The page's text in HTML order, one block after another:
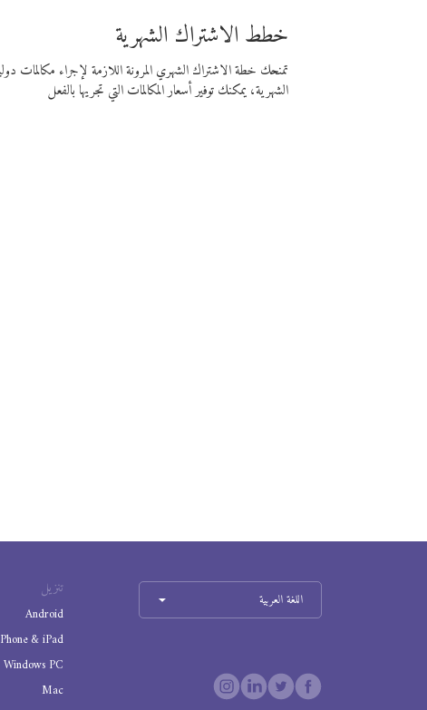
خطط الاشتراك الشهرية
تمنحك خطة الاشتراك الشهري المرونة اللازمة لإجراء
الشهرية، يمكنك توفير أسعار المكالمات التي تجريها بالفعل
تنزيل
Android
& iPad
Windows PC
Mac
اللغة العربية